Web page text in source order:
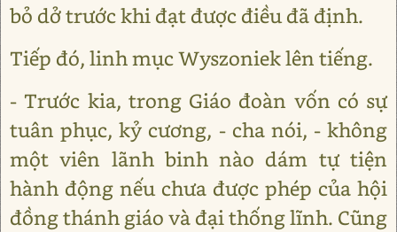
bỏ dở trước khi đạt được điều đã định.
Tiếp đó, linh mục Wyszoniek lên tiếng.
- Trước kia, trong Giáo đoàn vốn có sự
tuân phục, kỷ cương, - cha nói, - không
một viên lãnh binh nào dám tự tiện
hành động nếu chưa được phép của hội
đồng thánh giáo và đại thống lĩnh. Cũng